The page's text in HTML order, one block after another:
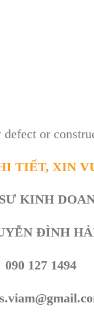
or
TIẾT, XIN
KINH
ĐÌNH
090 127 1494